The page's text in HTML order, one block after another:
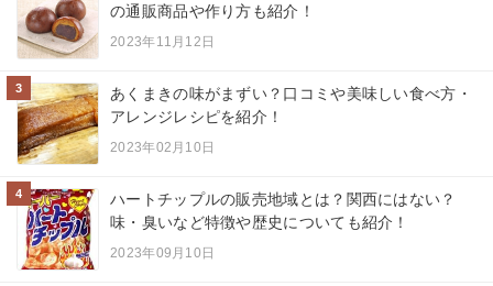
の通販商品や作り方も紹介！
2023年11月12日
3
あくまきの味がまずい？口コミや美味しい食べ方・
アレンジレシピを紹介！
2023年02月10日
4
ハートチップルの販売地域とは？関西にはない？
味・臭いなど特徴や歴史についても紹介！
2023年09月10日